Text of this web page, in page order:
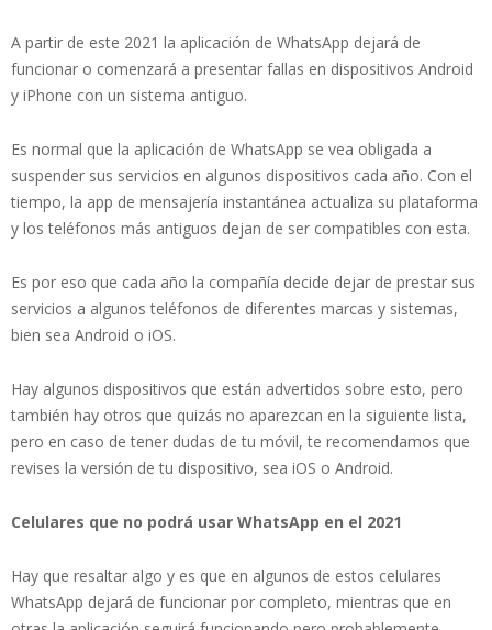
A partir de este 2021 la aplicación de WhatsApp dejará de
funcionar o comenzará a presentar fallas en dispositivos Android
y iPhone con un sistema antiguo.
Es normal que la aplicación de WhatsApp se vea obligada a
suspender sus servicios en algunos dispositivos cada año. Con el
tiempo, la app de mensajería instantánea actualiza su plataforma
y los teléfonos más antiguos dejan de ser compatibles con esta.
Es por eso que cada año la compañía decide dejar de prestar sus
servicios a algunos teléfonos de diferentes marcas y sistemas,
bien sea Android o iOS.
Hay algunos dispositivos que están advertidos sobre esto, pero
también hay otros que quizás no aparezcan en la siguiente lista,
pero en caso de tener dudas de tu móvil, te recomendamos que
revises la versión de tu dispositivo, sea iOS o Android.
Celulares que no podrá usar WhatsApp en el 2021
Hay que resaltar algo y es que en algunos de estos celulares
WhatsApp dejará de funcionar por completo, mientras que en